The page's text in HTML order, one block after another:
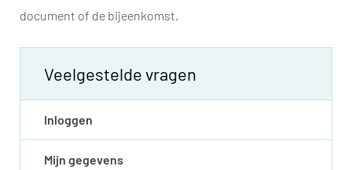
document of de bijeenkomst.
Veelgestelde vragen
Inloggen
Mijn gegevens